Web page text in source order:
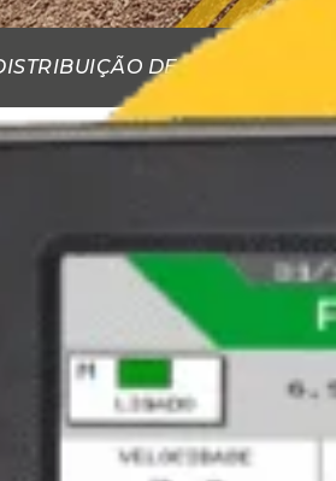
DE FERTILIZANTES